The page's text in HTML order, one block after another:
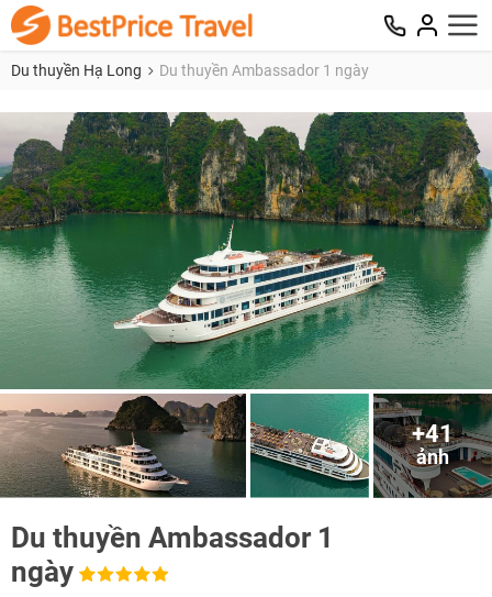
Du thuyền Hạ Long Du thuyền Ambassador 1 ngày
+41
ảnh
Du thuyền Ambassador 1
ngày